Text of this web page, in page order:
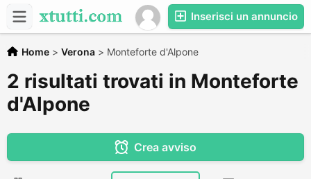
Inserisci un annuncio
Home > Verona > Monteforte d'Alpone
2 risultati trovati in Monteforte
d'Alpone
Crea avviso